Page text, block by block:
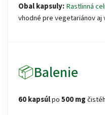
Obal kapsuly:Rastlinná
vhodné pre vegetariánov aj
📦Balenie
60 kapsúlpo500 mg